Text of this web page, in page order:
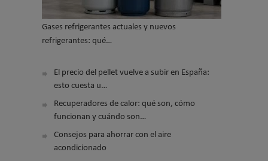
Gases refrigerantes actuales y nuevos
refrigerantes: qué…
El precio del pellet vuelve a subir en España:
esto cuesta u…
Recuperadores de calor: qué son, cómo
funcionan y cuándo son…
Consejos para ahorrar con el aire
acondicionado